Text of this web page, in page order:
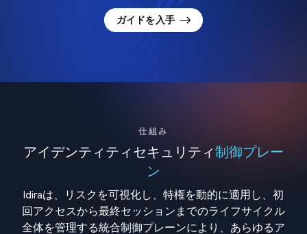
ガイドを入手
仕組み
アイデンティティセキュリティ制御プレー
ン
Idiraは、リスクを可視化し、特権を動的に適用し、初
回アクセスから最終セッションまでのライフサイクル
全体を管理する統合制御プレーンにより、あらゆるア